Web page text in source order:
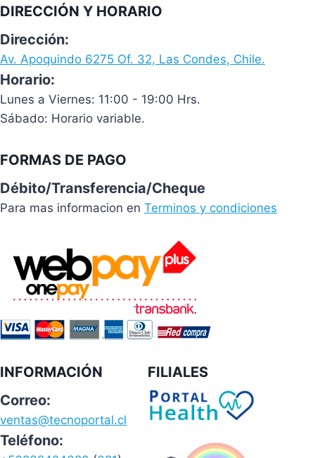
DIRECCIÓN Y HORARIO
Dirección:
Av. Apoquindo 6275 Of. 32, Las Condes, Chile.
Horario:
Lunes a Viernes: 11:00 - 19:00 Hrs.
Sábado: Horario variable.
FORMAS DE PAGO
Débito/Transferencia/Cheque
Para mas informacion en Terminos y condiciones
INFORMACIÓN
Correo:
ventas@tecnoportal.cl
Teléfono:
FILIALES